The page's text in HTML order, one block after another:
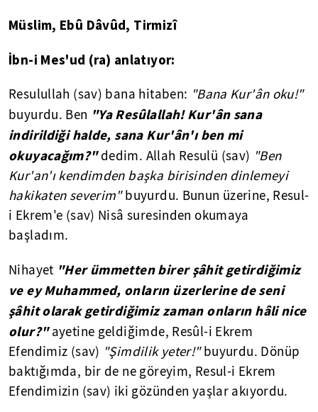
Müslim, Ebû Dâvûd, Tirmizî
İbn-i Mes'ud (ra) anlatıyor:
Resulullah (sav) bana hitaben: "Bana Kur'ân oku!"
buyurdu. Ben "Ya Resûlallah! Kur'ân sana
indirildiği halde, sana Kur'ân'ı ben mi
okuyacağım?" dedim. Allah Resulü (sav) "Ben
Kur'an'ı kendimden başka birisinden dinlemeyi
hakikaten severim"buyurdu. Bunun üzerine, Resul-
i Ekrem'e (sav) Nisâ suresinden okumaya
başladım.
Nihayet "Her ümmetten birer şâhit getirdiğimiz
ve ey Muhammed, onların üzerlerine de seni
şâhit olarak getirdiğimiz zaman onların hâli nice
olur?" ayetine geldiğimde, Resûl-i Ekrem
Efendimiz (sav) "Şimdilik yeter!"buyurdu. Dönüp
baktığımda, bir de ne göreyim, Resul-i Ekrem
Efendimizin (sav) iki gözünden yaşlar akıyordu.